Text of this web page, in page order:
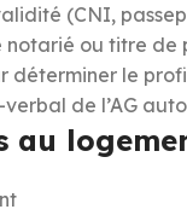
(CNI,
ou titre de
déterminer le
de l’AG
au